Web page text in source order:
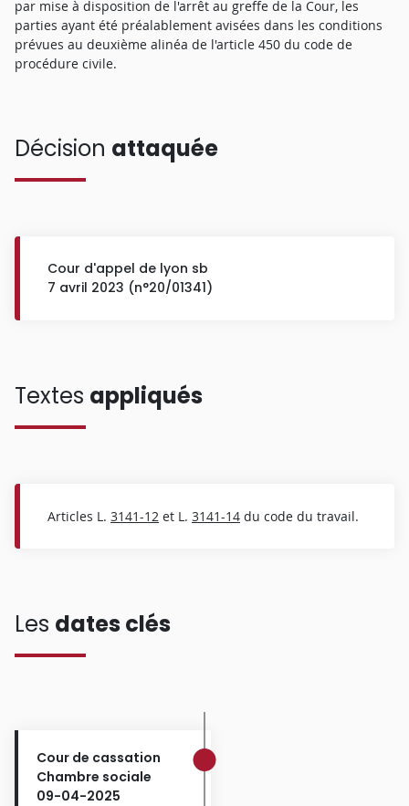
par mise à disposition de l'arrêt au greffe de la Cour, les
parties ayant été préalablement avisées dans les conditions
prévues au deuxième alinéa de l'article 450 du code de
procédure civile.
Décision attaquée
Cour d'appel de lyon sb
7 avril 2023 (n°20/01341)
Textes appliqués
Articles L. 3141-12 et L. 3141-14 du code du travail.
Les dates clés
Cour de cassation
Chambre sociale
09-04-2025